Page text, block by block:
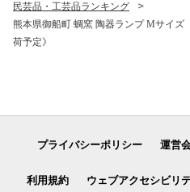
民芸品・工芸品ランキング
熊本県御船町 蜩窯 陶器ランプ Mサイズ
荷予定》
プライバシーポリシー 運営
利用規約 ウェブアクセシビリ